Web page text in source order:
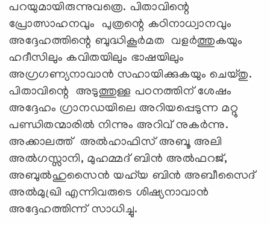
പറയുമായിരുന്നുവത്രെ. പിതാവിന്റെ
പ്രോത്സാഹനവും പുത്രന്റെ കഠിനാധ്വാനവും
അദ്ദേഹത്തിന്റെ ബുദ്ധികൂർമത വളർത്തുകയും
ഹദീസിലും കവിതയിലും ഭാഷയിലും
അഗ്രഗണ്യനാവാൻ സഹായിക്കുകയും ചെയ്തു.
പിതാവിന്റെ അടുത്തുള്ള പഠനത്തിന് ശേഷം
അദ്ദേഹം ഗ്രാനഡയിലെ അറിയപ്പെടുന്ന മറ്റു
പണ്ഡിതന്മാരിൽ നിന്നും അറിവ് നുകർന്നു.
അക്കാലത്ത് അൽഹാഫിസ് അബൂ അലി
അൽഗസ്സാനി, മുഹമ്മദ് ബിൻ അൽഫറജ്,
അബുൽഹുസൈൻ യഹ്‌യ ബിൻ അബീസൈദ്
അൽമുഖ്രി എന്നിവരുടെ ശിഷ്യനാവാൻ
അദ്ദേഹത്തിന്ന് സാധിച്ചു.